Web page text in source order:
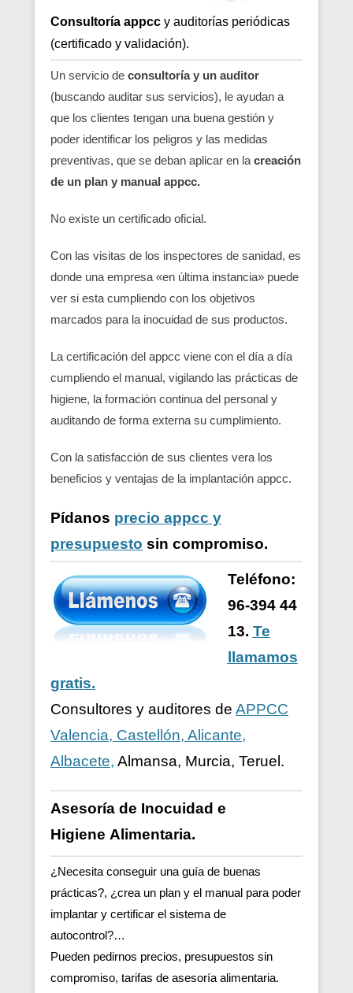
Consultoría appcc y auditorías periódicas
(certificado y validación).
Un servicio de consultoría y un auditor
(buscando auditar sus servicios), le ayudan a
que los clientes tengan una buena gestión y
poder identificar los peligros y las medidas
preventivas, que se deban aplicar en la creación
de un plan y manual appcc.
No existe un certificado oficial.
Con las visitas de los inspectores de sanidad, es
donde una empresa «en última instancia» puede
ver si esta cumpliendo con los objetivos
marcados para la inocuidad de sus productos.
La certificación del appcc viene con el día a día
cumpliendo el manual, vigilando las prácticas de
higiene, la formación continua del personal y
auditando de forma externa su cumplimiento.
Con la satisfacción de sus clientes vera los
beneficios y ventajas de la implantación appcc.
Pídanos precio appcc y
presupuesto sin compromiso.
Teléfono:
96-394 44
13. Te
llamamos
gratis.
Consultores y auditores de APPCC
Valencia, Castellón, Alicante,
Albacete, Almansa, Murcia, Teruel.
Asesoría de Inocuidad e
Higiene Alimentaria.
¿Necesita conseguir una guía de buenas
prácticas?, ¿crea un plan y el manual para poder
implantar y certificar el sistema de
autocontrol?…
Pueden pedirnos precios, presupuestos sin
compromiso, tarifas de asesoría alimentaria.